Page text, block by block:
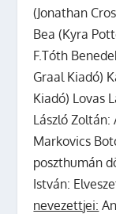
(Jonathan
Bea (Kyra
F.Tóth
Graal Kiadó)
Kiadó) Lovas
László Zoltán:
Markovics
poszthumán
István:
nevezettjei: